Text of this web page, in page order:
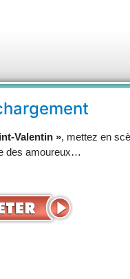
Valentin », mettez en
des amoureux…